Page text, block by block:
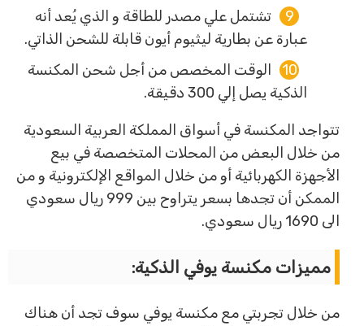
تشتمل علي مصدر للطاقة و الذي يُعد أنه
عبارة عن بطارية ليثيوم أيون قابلة للشحن الذاتي.
الوقت المخصص من أجل شحن المكنسة
الذكية يصل إلي 300 دقيقة.
تتواجد المكنسة في أسواق المملكة العربية السعودية
من خلال البعض من المحلات المتخصصة في بيع
الأجهزة الكهربائية أو من خلال المواقع الإلكترونية و من
الممكن أن تجدها بسعر يتراوح بين 999 ريال سعودي
مميزات مكنسة يوفي الذكية:
من خلال تجربتي مع مكنسة يوفي سوف تجد أن هناك